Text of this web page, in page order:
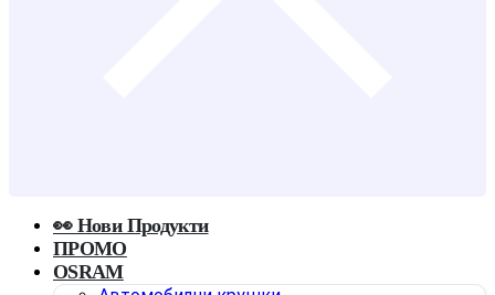
👀 Нови Продукти
ПРОМО
OSRAM